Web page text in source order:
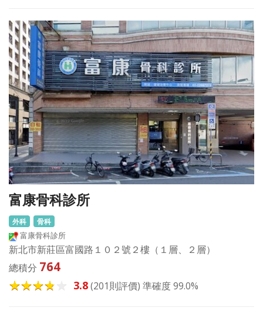
富康骨科診所
外科 骨科
富康骨科診所
新北市新莊區富國路１０２號２樓（１層、２層）
總積分 764
3.8(201則評價) 準確度 99.0%